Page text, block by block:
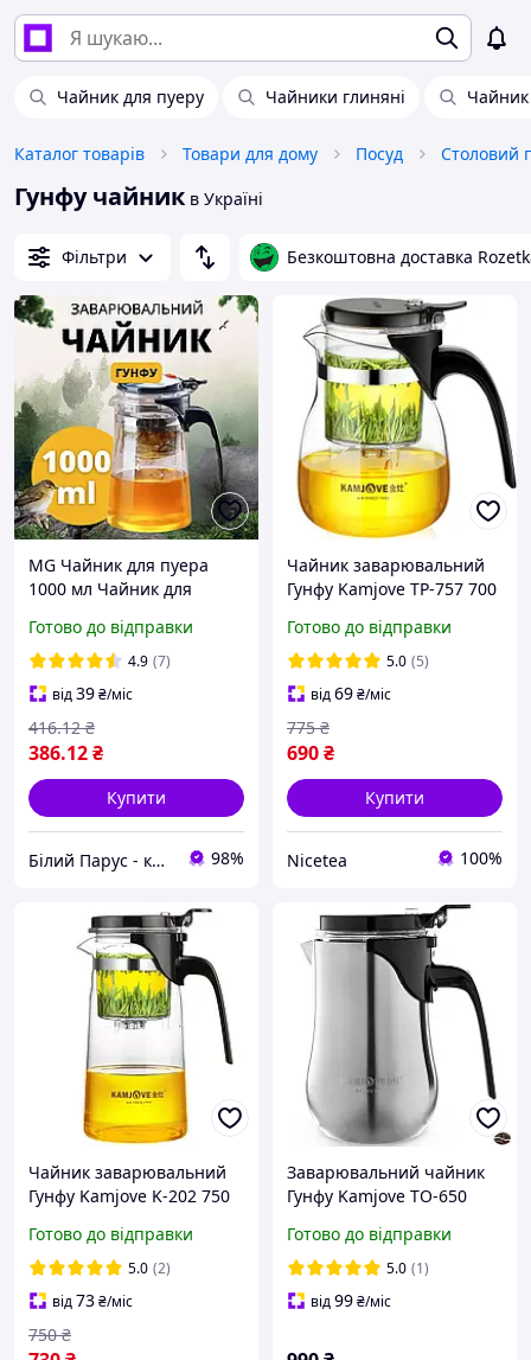
Чайник для пуеру Чайники глиняні
Каталог товарів Товари для дому Посуд Столовий
Гунфу чайник в Україні
Фільтри Безкоштовна доставка
MG Чайник для пуера
1000 мл Чайник для
чайники Гунфу
Проливний чайник Гунфу
чайник
Готово до відправки
4.9 (7)
від39₴/міс
386.12₴
416.12 ₴
Купити
Білий Парус - комплексне обслуговування в сегменті HoReCa та B2B 98%
Чайник заварювальний
Гунфу Kamjove TP-757 700
Готово до відправки
5.0 (5)
від69₴/міс
690₴
775 ₴
Купити
Nicetea 100%
Чайник заварювальний
Гунфу Kamjove K-202 750
Готово до відправки
5.0 (2)
від73₴/міс
750 ₴
Заварювальний чайник
Гунфу Kamjove TO-650
ідеального чаю в
домашніх умовах
Готово до відправки
5.0 (1)
від99₴/міс